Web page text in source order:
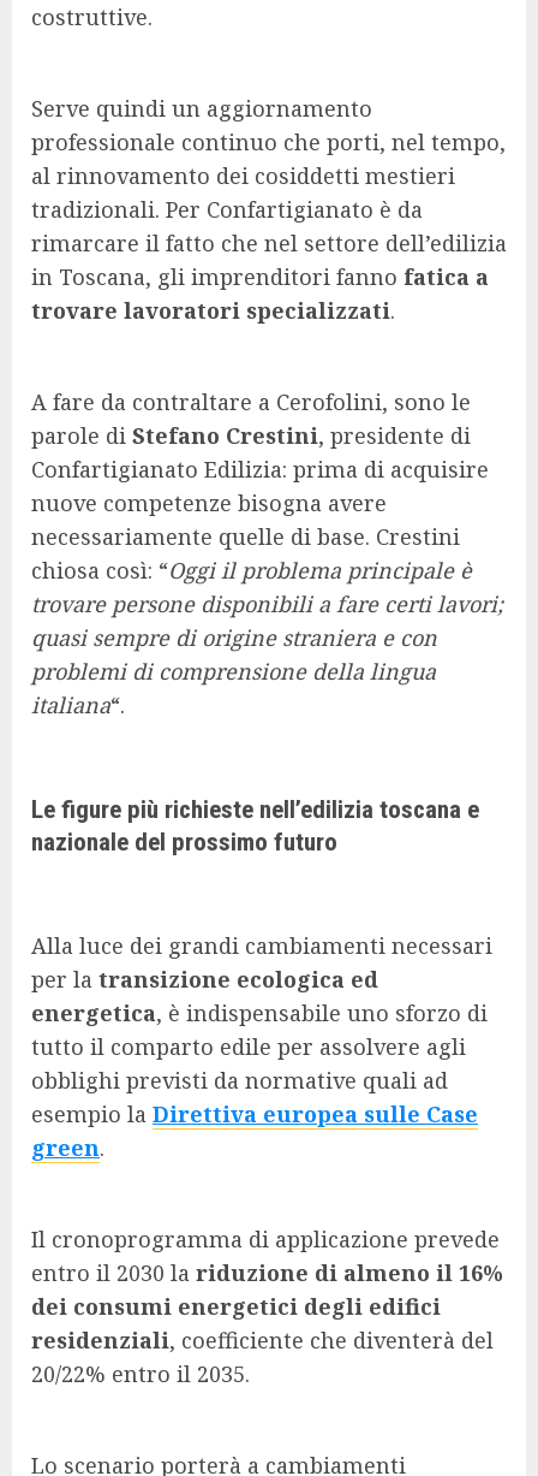
costruttive.
Serve quindi un aggiornamento
professionale continuo che porti, nel tempo,
al rinnovamento dei cosiddetti mestieri
tradizionali. Per Confartigianato è da
rimarcare il fatto che nel settore dell’edilizia
in Toscana, gli imprenditori fanno fatica a
trovare lavoratori specializzati.
A fare da contraltare a Cerofolini, sono le
parole di Stefano Crestini, presidente di
Confartigianato Edilizia: prima di acquisire
nuove competenze bisogna avere
necessariamente quelle di base. Crestini
chiosa così: “Oggi il problema principale è
trovare persone disponibili a fare certi lavori;
quasi sempre di origine straniera e con
problemi di comprensione della lingua
italiana“.
Le figure più richieste nell’edilizia toscana e
nazionale del prossimo futuro
Alla luce dei grandi cambiamenti necessari
per la transizione ecologica ed
energetica, è indispensabile uno sforzo di
tutto il comparto edile per assolvere agli
obblighi previsti da normative quali ad
esempio la Direttiva europea sulle Case
green.
Il cronoprogramma di applicazione prevede
entro il 2030 la riduzione di almeno il 16%
dei consumi energetici degli edifici
residenziali, coefficiente che diventerà del
20/22% entro il 2035.
Lo scenario porterà a cambiamenti